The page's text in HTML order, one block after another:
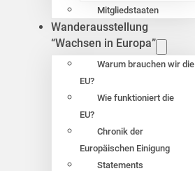
Mitgliedstaaten
Wanderausstellung
“Wachsen in Europa”
Warum brauchen wir die
EU?
Wie funktioniert die
EU?
Chronik der
Europäischen Einigung
Statements